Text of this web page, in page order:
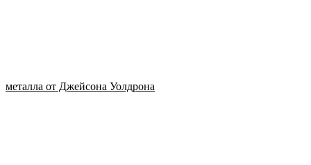
металла от Джейсона Уолдрона